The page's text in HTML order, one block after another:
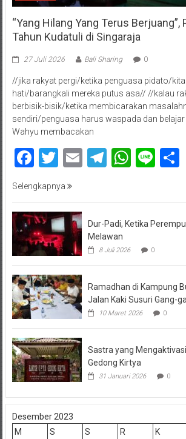
“Yang Hilang Yang Terus
Tahun Kudatuli di Singaraja
27 Juli 2026 Bali Sharing 0
//jika rakyat pergi/ketika penguasa pidato/
hati/barangkali mereka putus asa// //kalau
berbisik-bisik/ketika membicarakan
sendiri/penguasa harus waspada dan
Wahyu membacakan
Facebook
Twitter
EmailTelegram
Line
Selengkapnya
Dur-Padi, Ketika
Melawan
8 Juli 2026 0
Ramadhan di Kampung
Jalan Kaki Susuri Gang-
10 Maret 2026 0
Sastra yang
Gedong Kirtya
31 Januari 2026 0
Desember 2023
M
S S R K